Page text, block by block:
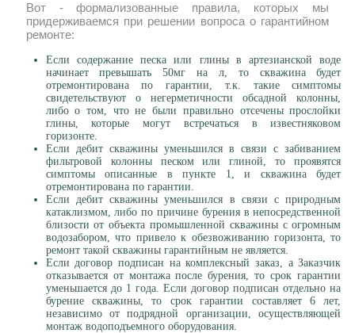
Вот - формализованные правила, которых мы
придерживаемся при решении вопроса о гарантийном
ремонте:
Если содержание песка или глины в артезианской воде
начинает превышать 50мг на л, то скважина будет
отремонтирована по гарантии, т.к. такие симптомы
свидетельствуют о негерметичности обсадной колонны,
либо о том, что не были правильно отсечены прослойки
глины, которые могут встречаться в известняковом
горизонте.
Если дебит скважины уменьшился в связи с забиванием
фильтровой колонны песком или глиной, то проявятся
симптомы описанные в пункте 1, и скважина будет
отремонтирована по гарантии.
Если дебит скважины уменьшился в связи с природным
катаклизмом, либо по причине бурения в непосредственной
близости от объекта промышленной скважины с огромным
водозабором, что привело к обезвоживанию горизонта, то
ремонт такой скважины гарантийным не является.
Если договор подписан на комплексный заказ, а Заказчик
отказывается от монтажа после бурения, то срок гарантии
уменьшается до 1 года. Если договор подписан отдельно на
бурение скважины, то срок гарантии составляет 6 лет,
независимо от подрядной организации, осуществляющей
монтаж водоподъемного оборудования.